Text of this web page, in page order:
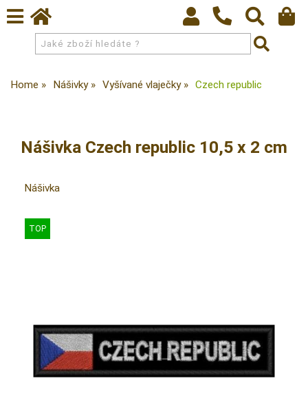
Home Nášivky Vyšívané vlaječky Czech republic
Nášivka Czech republic 10,5 x 2 cm
Nášivka